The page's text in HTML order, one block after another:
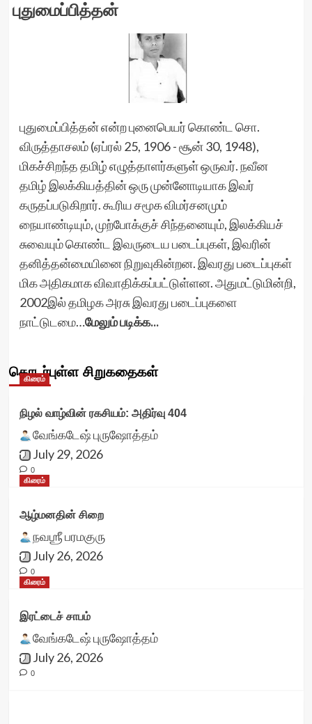
புதுமைப்பித்தன்
புதுமைப்பித்தன் என்ற புனைபெயர் கொண்ட சொ.
விருத்தாசலம் (ஏப்ரல் 25, 1906 - சூன் 30, 1948),
மிகச்சிறந்த தமிழ் எழுத்தாளர்களுள் ஒருவர். நவீன
தமிழ் இலக்கியத்தின் ஒரு முன்னோடியாக இவர்
கருதப்படுகிறார். கூரிய சமூக விமர்சனமும்
நையாண்டியும், முற்போக்குச் சிந்தனையும், இலக்கியச்
சுவையும் கொண்ட இவருடைய படைப்புகள், இவரின்
தனித்தன்மையினை நிறுவுகின்றன. இவரது படைப்புகள்
மிக அதிகமாக விவாதிக்கப்பட்டுள்ளன. அதுமட்டுமின்றி,
2002இல் தமிழக அரசு இவரது படைப்புகளை
நாட்டுடமை…மேலும் படிக்க...
தொடர்புள்ள சிறுகதைகள்
கிரைம்
நிழல் வாழ்வின் ரகசியம்: அதிர்வு 404
வேங்கடேஷ் புருஷோத்தம்
July 29, 2026
0
கிரைம்
ஆழ்மனதின் சிறை
நவஶ்ரீ பரமகுரு
July 26, 2026
0
கிரைம்
இரட்டைச் சாபம்
வேங்கடேஷ் புருஷோத்தம்
July 26, 2026
0